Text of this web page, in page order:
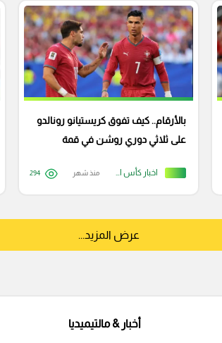
اخبار كأس العالم
بالأرقام.. كيف تفوق كريستيانو رونالدو
على ثلاثي دوري روشن في قمة
منذ شهر 294
عرض المزيد...
أخبار & مالتيميديا